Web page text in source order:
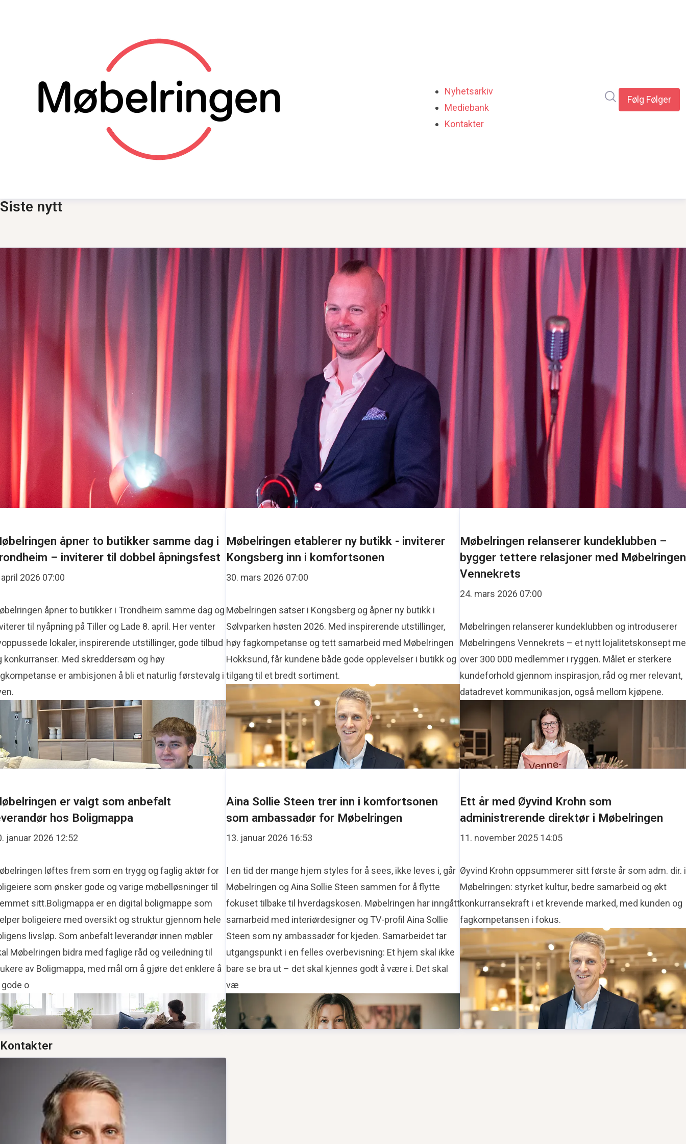
Nyhetsarkiv
Mediebank
Kontakter
Søk i nyhetsrom
Følg Følger
Siste nytt
2026 16:16
Forus kåret til Årets butikk 2025
Forus er kåret til Årets Møbelringen-butikk 2025. Butikken trekkes frem for sitt gode team, tydelige lederskap og evne til å sette kunden i sentrum. Prisen
Møbelringen Forus sin sterke posisjon i kjeden.
åpner to butikker samme dag i
– inviterer til dobbel åpningsfest
2026 07:00
åpner to butikker i Trondheim samme dag og
til nyåpning på Tiller og Lade 8. april. Her venter
lokaler, inspirerende utstillinger, gode tilbud
konkurranser. Med skreddersøm og høy
er ambisjonen å bli et naturlig førstevalg i
Møbelringen etablerer ny butikk - inviterer
Kongsberg inn i komfortsonen
30. mars 2026 07:00
Møbelringen satser i Kongsberg og åpner ny butikk i
Sølvparken høsten 2026. Med inspirerende utstillinger,
høy fagkompetanse og tett samarbeid med Møbelringen
Hokksund, får kundene både gode opplevelser i butikk og
tilgang til et bredt sortiment.
Møbelringen relanserer kundeklubben –
bygger tettere relasjoner med
Vennekrets
24. mars 2026 07:00
Møbelringen relanserer kundeklubben og introduserer
Møbelringens Vennekrets – et nytt lojalitetskonsept
over 300 000 medlemmer i ryggen. Målet er sterkere
kundeforhold gjennom inspirasjon, råd og mer relevant,
datadrevet kommunikasjon, også mellom kjøpene.
er valgt som anbefalt
hos Boligmappa
januar 2026 12:52
løftes frem som en trygg og faglig aktør for
som ønsker gode og varige møbelløsninger til
sitt.Boligmappa er en digital boligmappe som
boligeiere med oversikt og struktur gjennom hele
livsløp. Som anbefalt leverandør innen møbler
Møbelringen bidra med faglige råd og veiledning til
av Boligmappa, med mål om å gjøre det enklere å
o
Aina Sollie Steen trer inn i komfortsonen
som ambassadør for Møbelringen
13. januar 2026 16:53
I en tid der mange hjem styles for å sees, ikke leves i, går
Møbelringen og Aina Sollie Steen sammen for å flytte
fokuset tilbake til hverdagskosen. Møbelringen har inngått
samarbeid med interiørdesigner og TV-profil Aina Sollie
Steen som ny ambassadør for kjeden. Samarbeidet tar
utgangspunkt i en felles overbevisning: Et hjem skal ikke
bare se bra ut – det skal kjennes godt å være i. Det skal
væ
Ett år med Øyvind Krohn som
administrerende direktør i Møbelringen
11. november 2025 14:05
Øyvind Krohn oppsummerer sitt første år som adm. dir. i
Møbelringen: styrket kultur, bedre samarbeid og økt
konkurransekraft i et krevende marked, med kunden og
fagkompetansen i fokus.
Kontakter